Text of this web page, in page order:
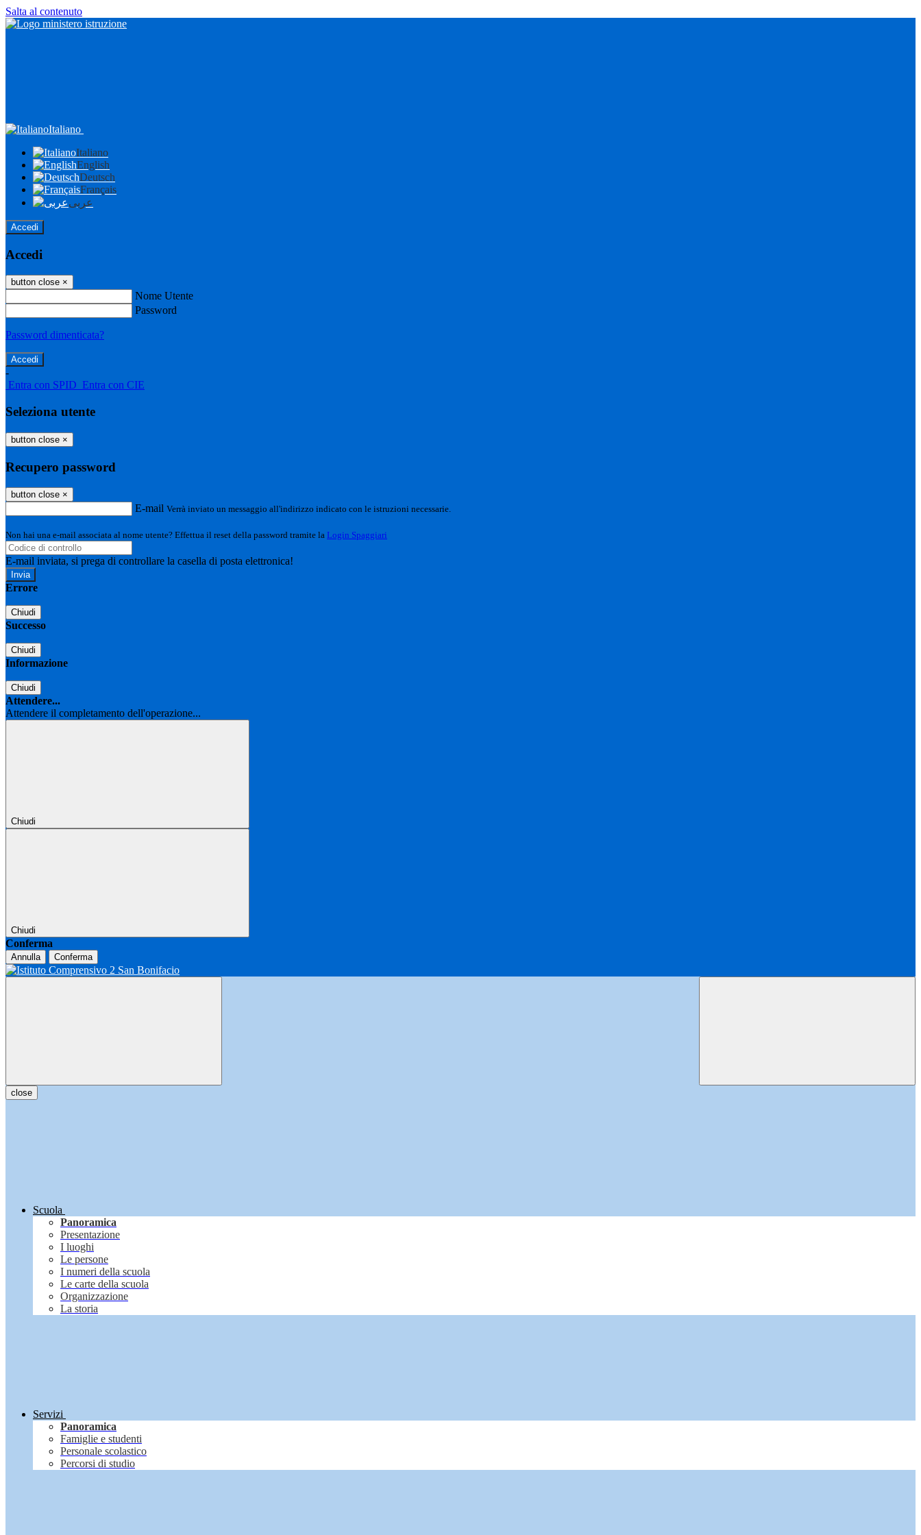
Salta al contenuto
Italiano
Italiano
English
Deutsch
Français
عربى
Accedi
Accedi
button close ×
Nome Utente
Password
Password dimenticata?
-
Entra con SPID Entra con CIE
Seleziona utente
button close ×
Recupero password
button close ×
E-mail Verrà inviato un messaggio all'indirizzo indicato con le istruzioni necessarie.
Non hai una e-mail associata al nome utente? Effettua il reset della password tramite la Login Spaggiari
E-mail inviata, si prega di controllare la casella di posta elettronica!
Errore
Chiudi
Successo
Chiudi
Informazione
Chiudi
Attendere...
Attendere il completamento dell'operazione...
Chiudi
Chiudi
Conferma
Annulla Conferma
close
Scuola
Panoramica
Presentazione
I luoghi
Le persone
I numeri della scuola
Le carte della scuola
Organizzazione
La storia
Servizi
Panoramica
Famiglie e studenti
Personale scolastico
Percorsi di studio